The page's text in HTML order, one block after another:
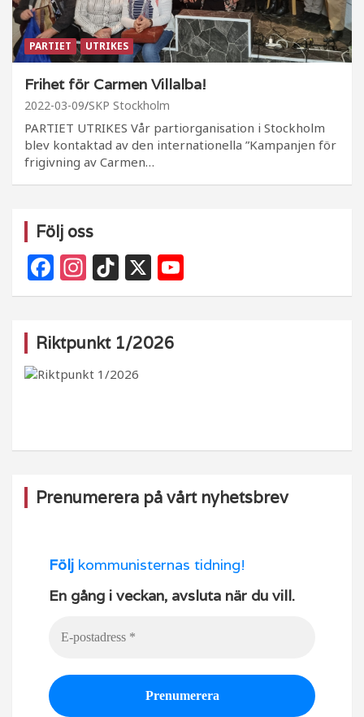
PARTIET UTRIKES
Frihet för Carmen Villalba!
2022-03-09 SKP Stockholm
PARTIET UTRIKES Vår partiorganisation i Stockholm
blev kontaktad av den internationella ”Kampanjen för
frigivning av Carmen…
Följ oss
F
a
e
b
k
In
st
g
ra
Ti
k
o
k
X
o
Riktpunkt 1/2026
Prenumerera på vårt nyhetsbrev
Följ kommunisternas tidning!
En gång i veckan, avsluta när du vill.